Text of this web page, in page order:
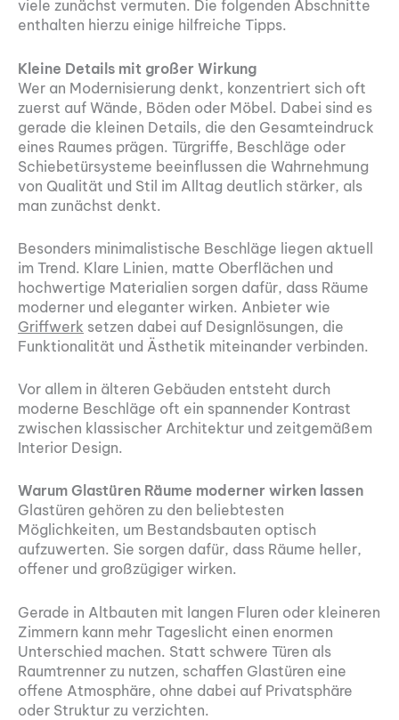
viele zunächst vermuten. Die folgenden Abschnitte
enthalten hierzu einige hilfreiche Tipps.
Kleine Details mit großer Wirkung
Wer an Modernisierung denkt, konzentriert sich oft
zuerst auf Wände, Böden oder Möbel. Dabei sind es
gerade die kleinen Details, die den Gesamteindruck
eines Raumes prägen. Türgriffe, Beschläge oder
Schiebetürsysteme beeinflussen die Wahrnehmung
von Qualität und Stil im Alltag deutlich stärker, als
man zunächst denkt.
Besonders minimalistische Beschläge liegen aktuell
im Trend. Klare Linien, matte Oberflächen und
hochwertige Materialien sorgen dafür, dass Räume
moderner und eleganter wirken. Anbieter wie
Griffwerk setzen dabei auf Designlösungen, die
Funktionalität und Ästhetik miteinander verbinden.
Vor allem in älteren Gebäuden entsteht durch
moderne Beschläge oft ein spannender Kontrast
zwischen klassischer Architektur und zeitgemäßem
Interior Design.
Warum Glastüren Räume moderner wirken lassen
Glastüren gehören zu den beliebtesten
Möglichkeiten, um Bestandsbauten optisch
aufzuwerten. Sie sorgen dafür, dass Räume heller,
offener und großzügiger wirken.
Gerade in Altbauten mit langen Fluren oder kleineren
Zimmern kann mehr Tageslicht einen enormen
Unterschied machen. Statt schwere Türen als
Raumtrenner zu nutzen, schaffen Glastüren eine
offene Atmosphäre, ohne dabei auf Privatsphäre
oder Struktur zu verzichten.